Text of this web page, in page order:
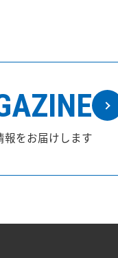
報をお届けします